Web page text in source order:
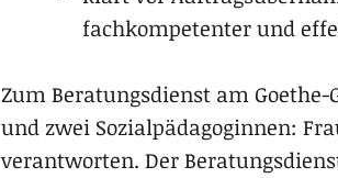
fachkompetenter und
Zum Bera­tungs­dienst am
und zwei Sozialpädagoginnen:
verantworten. Der